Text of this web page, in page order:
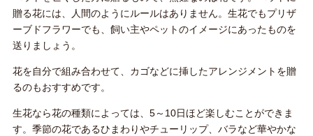
贈る花には、人間のようにルールはありません。生花でもプリザ
ーブドフラワーでも、飼い主やペットのイメージにあったものを
送りましょう。
花を自分で組み合わせて、カゴなどに挿したアレンジメントを贈
るのもおすすめです。
生花なら花の種類によっては、5～10日ほど楽しむことができま
す。季節の花であるひまわりやチューリップ、バラなど華やかな